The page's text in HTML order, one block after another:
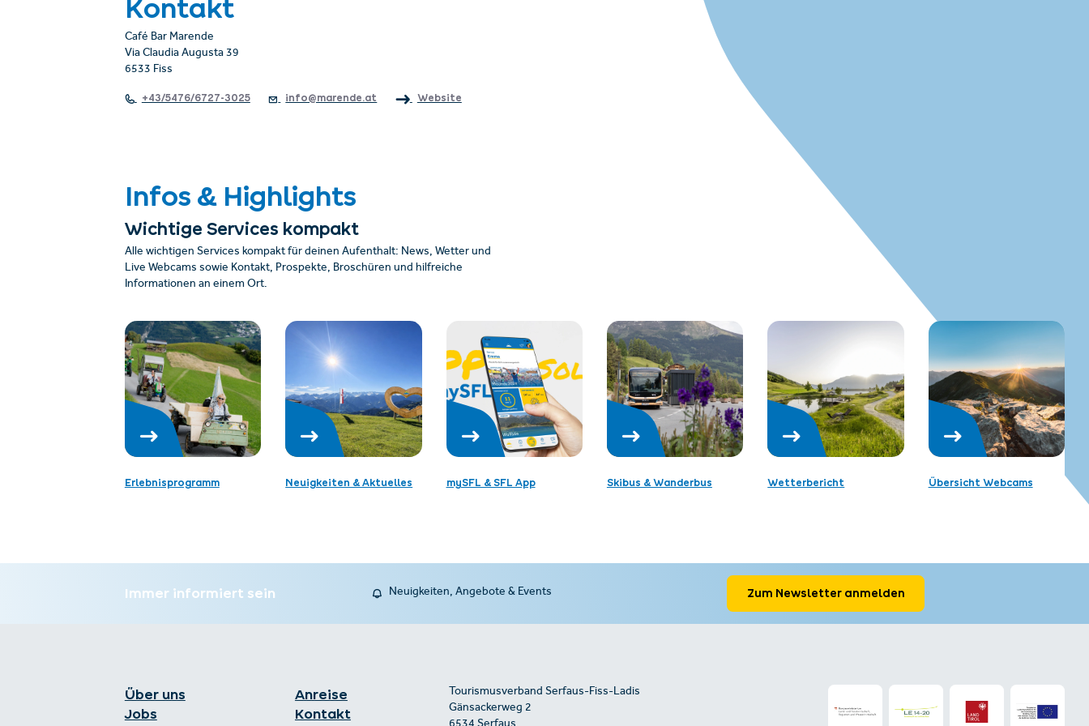
Kontakt
Café Bar Marende
Via Claudia Augusta 39
6533 Fiss
+43/5476/6727-3025 info@marende.at Website
Infos & Highlights
Wichtige Services kompakt
Alle wichtigen Services kompakt für deinen Aufenthalt: News, Wetter und
Live Webcams sowie Kontakt, Prospekte, Broschüren und hilfreiche
Informationen an einem Ort.
Erlebnisprogramm Neuigkeiten & Aktuelles mySFL & SFL App Skibus & Wanderbus Wetterbericht Übersicht Webcams
Immer informiert sein Neuigkeiten, Angebote & Events Zum Newsletter anmelden
Über uns
Jobs
Anreise
Kontakt
Tourismusverband Serfaus-Fiss-Ladis
Gänsackerweg 2